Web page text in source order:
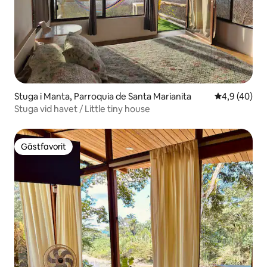
Stuga i Manta, Parroquia de Santa Marianita 4,9 av 5 i
4,9 (40)
Stuga vid havet / Little tiny house
Gästfavorit
Gästfavorit